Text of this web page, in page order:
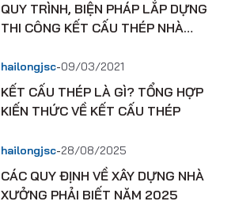
QUY TRÌNH, BIỆN PHÁP LẮP DỰNG
THI CÔNG KẾT CẤU THÉP NHÀ
hailongjsc-09/03/2021
KẾT CẤU THÉP LÀ GÌ? TỔNG HỢP
KIẾN THỨC VỀ KẾT CẤU THÉP
hailongjsc-28/08/2025
CÁC QUY ĐỊNH VỀ XÂY DỰNG NHÀ
XƯỞNG PHẢI BIẾT NĂM 2025